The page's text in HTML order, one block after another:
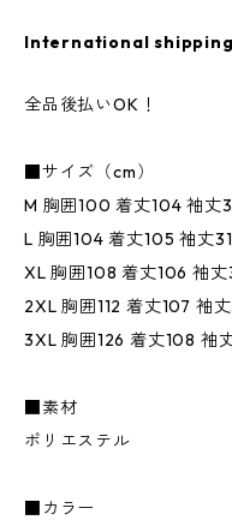
International
全品後払いOK！
■サイズ（cm）
M 胸囲100 着丈104 袖丈
L 胸囲104 着丈105 袖丈
XL 胸囲108 着丈106 袖丈
2XL 胸囲112 着丈107 袖
3XL 胸囲126 着丈108 袖
■素材
ポリエステル
■カラー